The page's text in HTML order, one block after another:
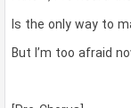
Is the only way to
But I’m too afraid